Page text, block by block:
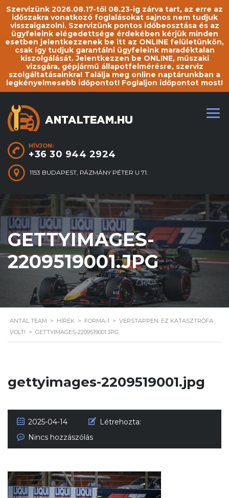
Szervizünk 2026.08.17-től 08.23-ig zárva tart, az erre az
időszakra vonatkozó foglalásokat sajnos nem tudjuk
visszaigazolni. Szervizünk pontos időbeosztása és az
ügyfeleink elégedettsége érdekében kérjük minden
esetben jelentkezzenek be itt az ONLINE felületünkön,
csak így tudjuk garantálni ügyfeleink maradéktalan
kiszolgálását. Jelentkezzen be ONLINE, műszaki
vizsgára, gépjármű állapotfelmérésre, szerviz
szolgáltatásainkra! Találja meg online naptárunkban a
legkényelmesebb időpontot! Foglaljon időpontot most!
HÍVJON:
+36 30 944 2924
1153 BUDAPEST, PÁZMÁNY PÉTER U 71.
GETTYIMAGES-
2209519001.JPG
ANTAL TEAM > HÍREK > FORMA-1 > VERSTAPPEN: EZ KATASZTRÓFA
VOLT! > GETTYIMAGES-2209519001.JPG
gettyimages-2209519001.jpg
2025-04-14
Létrehozta:
Nincs hozzászólás